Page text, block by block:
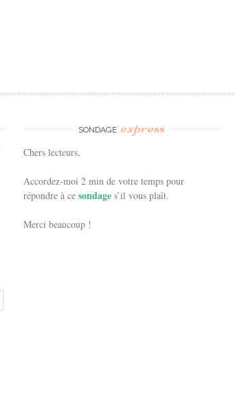
SONDAGE express
Chers lecteurs,
Accordez-moi 2 min de votre temps pour
répondre à cesondages’il vous plaît.
Merci beaucoup !